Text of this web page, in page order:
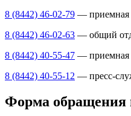
8 (8442) 46-02-79 — приемная
8 (8442) 46-02-63 — общий
8 (8442) 40-55-47 — приемная
8 (8442) 40-55-12 — пресс-
Форма обращения